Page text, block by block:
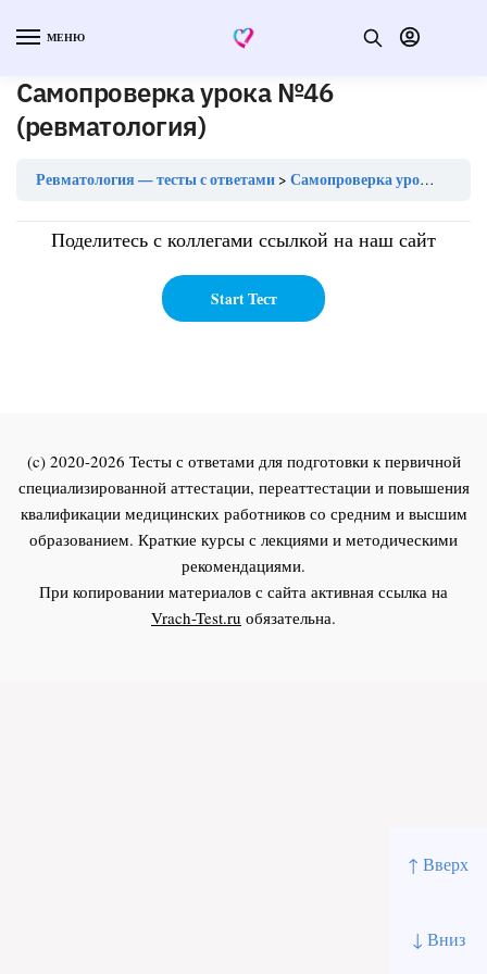
↑ Вверх
↓ Вниз
МЕНЮ
Самопроверка урока №46
(ревматология)
Ревматология — тесты с ответами Самопроверка урока №46 (ревматология)
Поделитесь с коллегами ссылкой на наш сайт
(c) 2020-2026 Тесты с ответами для подготовки к первичной
специализированной аттестации, переаттестации и повышения
квалификации медицинских работников со средним и высшим
образованием. Краткие курсы с лекциями и методическими
рекомендациями.
При копировании материалов с сайта активная ссылка на
Vrach-Test.ru обязательна.